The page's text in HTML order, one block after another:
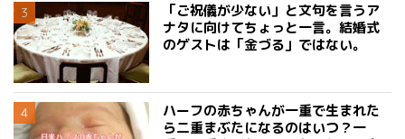
「ご祝儀が少ない」と文句を言うア
ナタに向けてちょっと一言。結婚式
のゲストは「金づる」ではない。
ハーフの赤ちゃんが一重で生まれた
ら二重まぶたになるのはいつ？一